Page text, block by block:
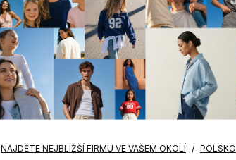
NAJDĚTE NEJBLIŽŠÍ FIRMU VE VAŠEM OKOLÍ POLSKO